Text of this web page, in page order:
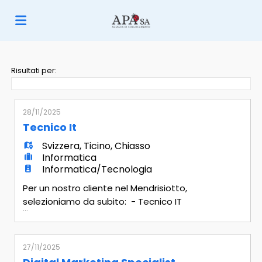
Offerte
di
lavoro
Carica
CV
Login
Lingua
Risultati per:
28/11/2025
Tecnico It
Svizzera, Ticino,Chiasso
Informatica
Informatica/Tecnologia
Per un nostro cliente nel Mendrisiotto,
selezioniamo da subito: - Tecnico IT
Mansionario - Gestione dell'ambiente
competenza su Intune, Azure AD e servizi
cloud avanzati - Amministrazione della
...
27/11/2025